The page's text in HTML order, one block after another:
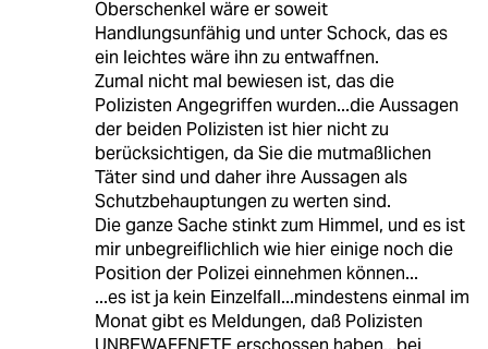
Oberschenkel wäre er soweit
Handlungsunfähig und unter Schock, das es
ein leichtes wäre ihn zu entwaffnen.
Zumal nicht mal bewiesen ist, das die
Polizisten Angegriffen wurden...die Aussagen
der beiden Polizisten ist hier nicht zu
berücksichtigen, da Sie die mutmaßlichen
Täter sind und daher ihre Aussagen als
Schutzbehauptungen zu werten sind.
Die ganze Sache stinkt zum Himmel, und es ist
mir unbegreiflichlich wie hier einige noch die
Position der Polizei einnehmen können...
...es ist ja kein Einzelfall...mindestens einmal im
Monat gibt es Meldungen, daß Polizisten